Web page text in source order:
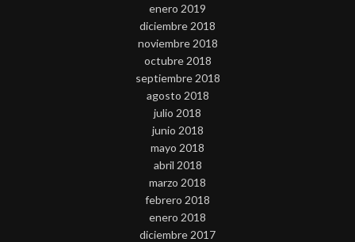
enero 2019
diciembre 2018
noviembre 2018
octubre 2018
septiembre 2018
agosto 2018
julio 2018
junio 2018
mayo 2018
abril 2018
marzo 2018
febrero 2018
enero 2018
diciembre 2017